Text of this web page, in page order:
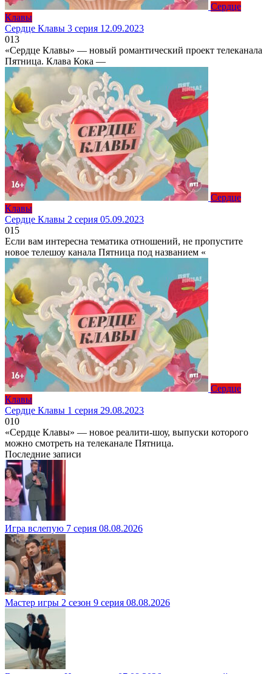
Сердце
Клавы
Сердце Клавы 3 серия 12.09.2023
013
«Сердце Клавы» — новый романтический проект телеканала
Пятница. Клава Кока —
Сердце
Клавы
Сердце Клавы 2 серия 05.09.2023
015
Если вам интересна тематика отношений, не пропустите
новое телешоу канала Пятница под названием «
Сердце
Клавы
Сердце Клавы 1 серия 29.08.2023
010
«Сердце Клавы» — новое реалити-шоу, выпуски которого
можно смотреть на телеканале Пятница.
Последние записи
Игра вслепую 7 серия 08.08.2026
Мастер игры 2 сезон 9 серия 08.08.2026